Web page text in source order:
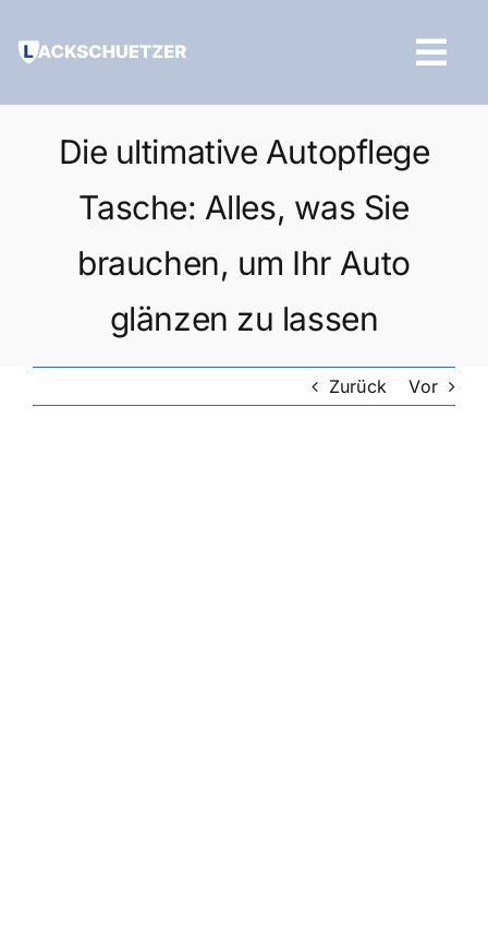
Inhalt
Die ultimative Autopflege
Tasche: Alles, was Sie
brauchen, um Ihr Auto
glänzen zu lassen
Zurück Vor